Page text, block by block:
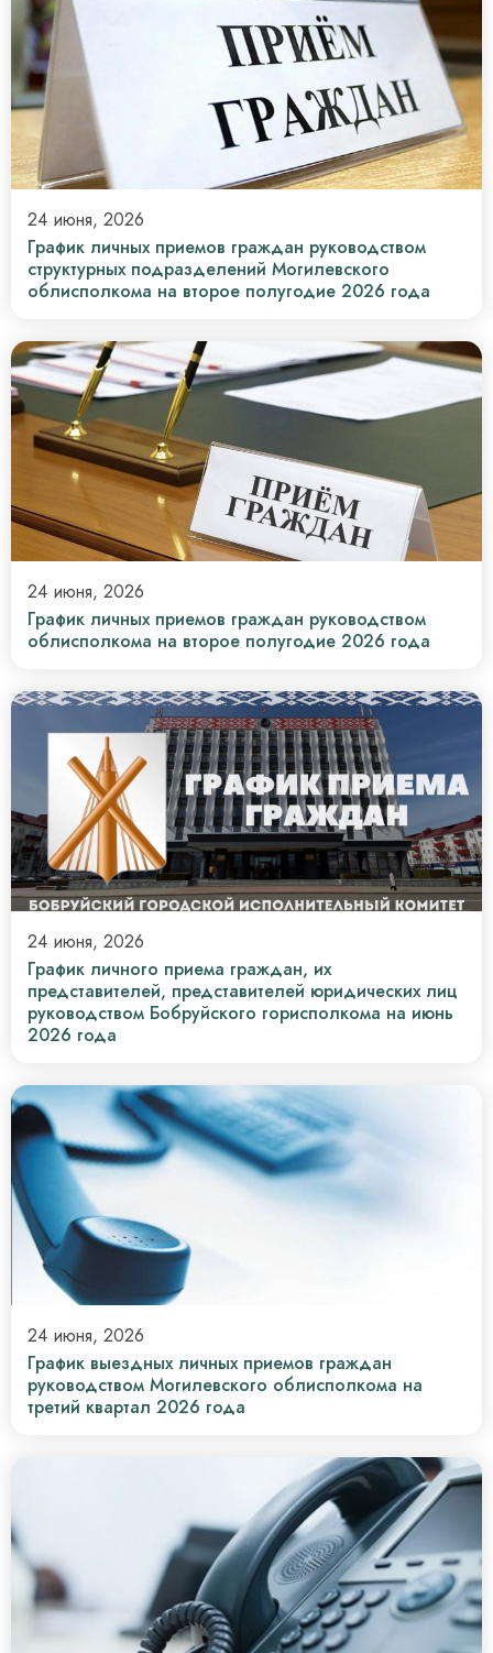
24 июня, 2026
График личных приемов граждан руководством
структурных подразделений Могилевского
облисполкома на второе полугодие 2026 года
24 июня, 2026
График личных приемов граждан руководством
облисполкома на второе полугодие 2026 года
24 июня, 2026
График личного приема граждан, их
представителей, представителей юридических лиц
руководством Бобруйского горисполкома на июнь
2026 года
24 июня, 2026
График выездных личных приемов граждан
руководством Могилевского облисполкома на
третий квартал 2026 года